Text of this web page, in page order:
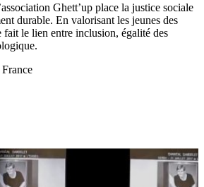
Ghett’up place la justice sociale
durable. En valorisant les jeunes des
fait le lien entre inclusion, égalité des